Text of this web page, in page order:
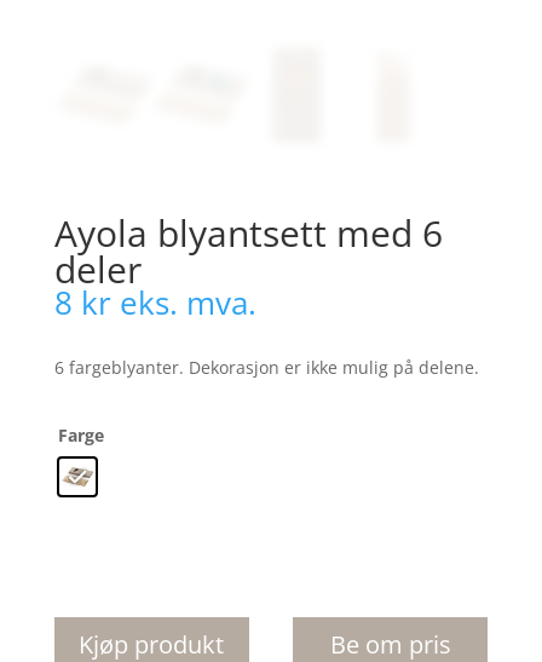
Ayola blyantsett med 6
deler
8 kr eks. mva.
6 fargeblyanter. Dekorasjon er ikke mulig på delene.
Farge
medKjøp produkt
Be om pris